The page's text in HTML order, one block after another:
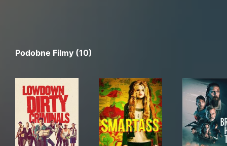
Podobne Filmy (10)